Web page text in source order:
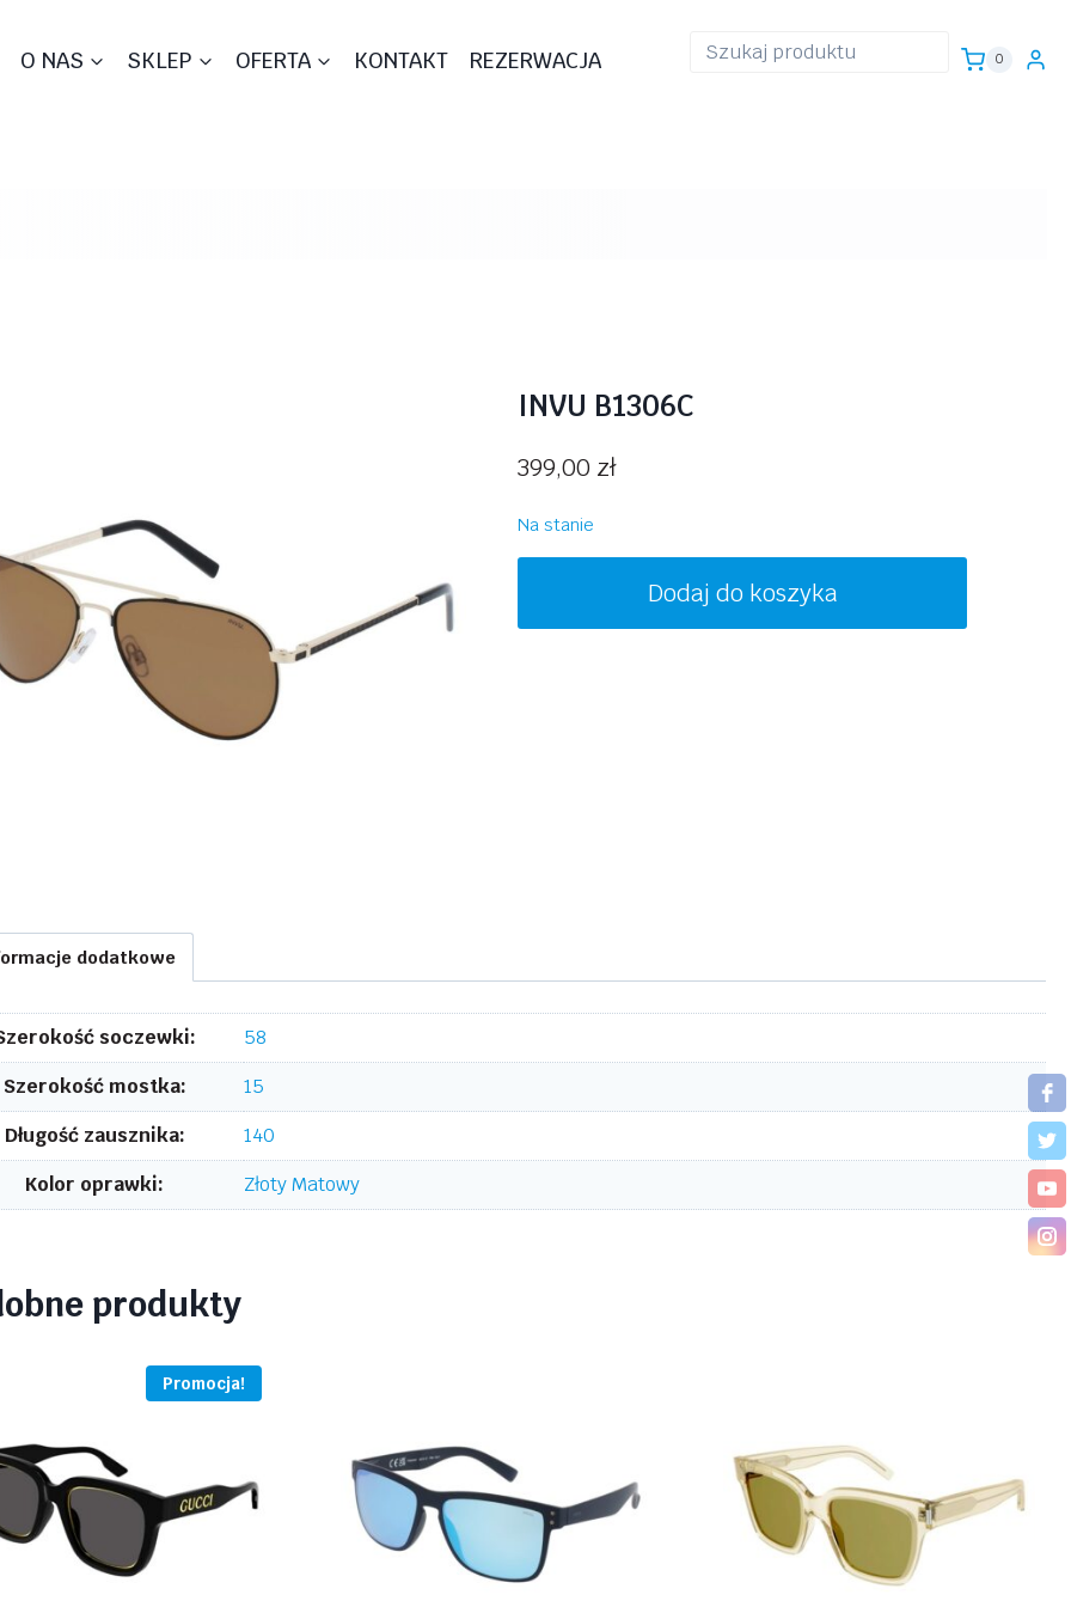
O NAS SKLEP OFERTA KONTAKT REZERWACJA 0
INVU B1306C
399,00 zł
Na stanie
B1306C
Dodaj do koszyka
dodatkowe
soczewki:
58
Szerokość mostka:
15
Długość zausznika:
140
Kolor oprawki:
Złoty Matowy
produkty
Promocja!